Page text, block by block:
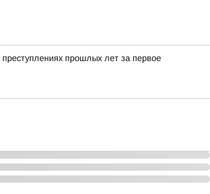
прошлых лет за первое